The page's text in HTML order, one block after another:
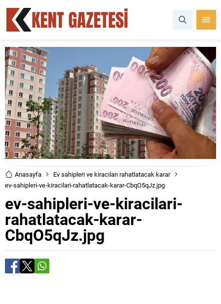
Anasayfa
Ev sahipleri ve kiracıları rahatlatacak karar
ev-sahipleri-ve-kiracilari-rahatlatacak-karar-CbqO5qJz.jpg
ev-sahipleri-ve-kiracilari-
rahatlatacak-karar-
CbqO5qJz.jpg